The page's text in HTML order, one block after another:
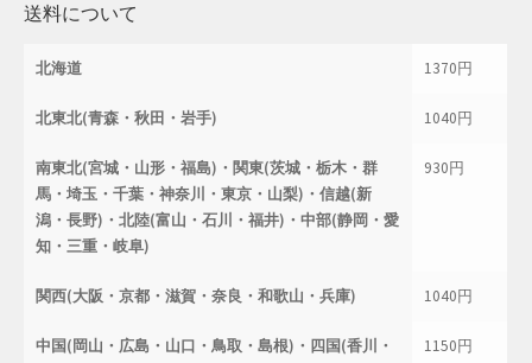
秋服ファッション特集
購入手続き
返金および返品ポリシー
配送状況の確認
配送状況の確認2
送料について
北海道 1370円
北東北(青森・秋田・岩手) 1040円
南東北(宮城・山形・福島)・関東(茨城・栃木・群
馬・埼玉・千葉・神奈川・東京・山梨)・信越(新
潟・長野)・北陸(富山・石川・福井)・中部(静岡・愛
知・三重・岐阜)
930円
関西(大阪・京都・滋賀・奈良・和歌山・兵庫) 1040円
中国(岡山・広島・山口・鳥取・島根)・四国(香川・
1150円